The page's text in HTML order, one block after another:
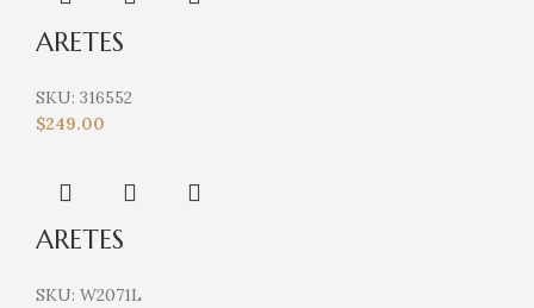
ARETES
SKU: 316552
$249.00
ARETES
SKU: W2071L